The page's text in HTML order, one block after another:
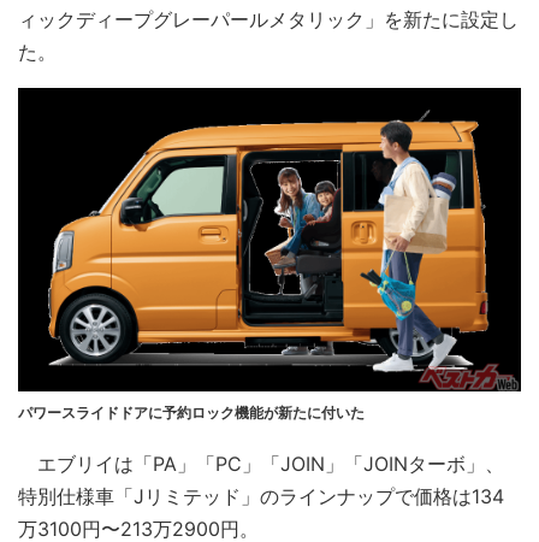
ィックディープグレーパールメタリック」を新たに設定し
た。
パワースライドドアに予約ロック機能が新たに付いた
エブリイは「PA」「PC」「JOIN」「JOINターボ」、
特別仕様車「Jリミテッド」のラインナップで価格は134
万3100円〜213万2900円。